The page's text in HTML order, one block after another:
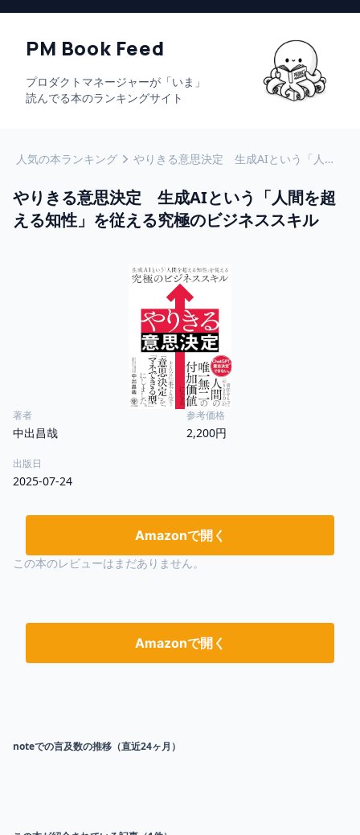
PM Book Feed
プロダクトマネージャーが「いま」
読んでる本のランキングサイト
人気の本ランキング やりきる意思決定 生成AIという「人間を超える知性」を従える究極のビジネススキル
やりきる意思決定 生成AIという「人間を超
える知性」を従える究極のビジネススキル
著者
中出昌哉
参考価格
2,200円
出版日
2025-07-24
Amazonで開く
この本のレビューはまだありません。
Amazonで開く
noteでの言及数の推移（直近24ヶ月）